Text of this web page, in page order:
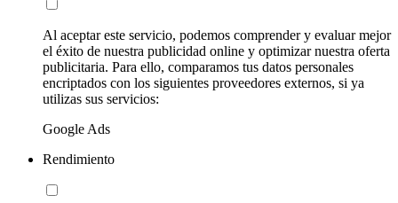
Al aceptar este servicio, podemos comprender y evaluar mejor
el éxito de nuestra publicidad online y optimizar nuestra oferta
publicitaria. Para ello, comparamos tus datos personales
encriptados con los siguientes proveedores externos, si ya
utilizas sus servicios:
Google Ads
Rendimiento